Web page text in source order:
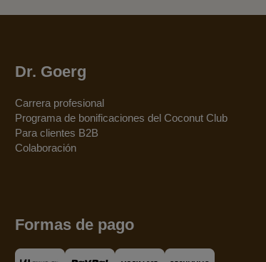
Dr. Goerg
Carrera profesional
Programa de bonificaciones del Coconut Club
Para clientes B2B
Colaboración
Formas de pago